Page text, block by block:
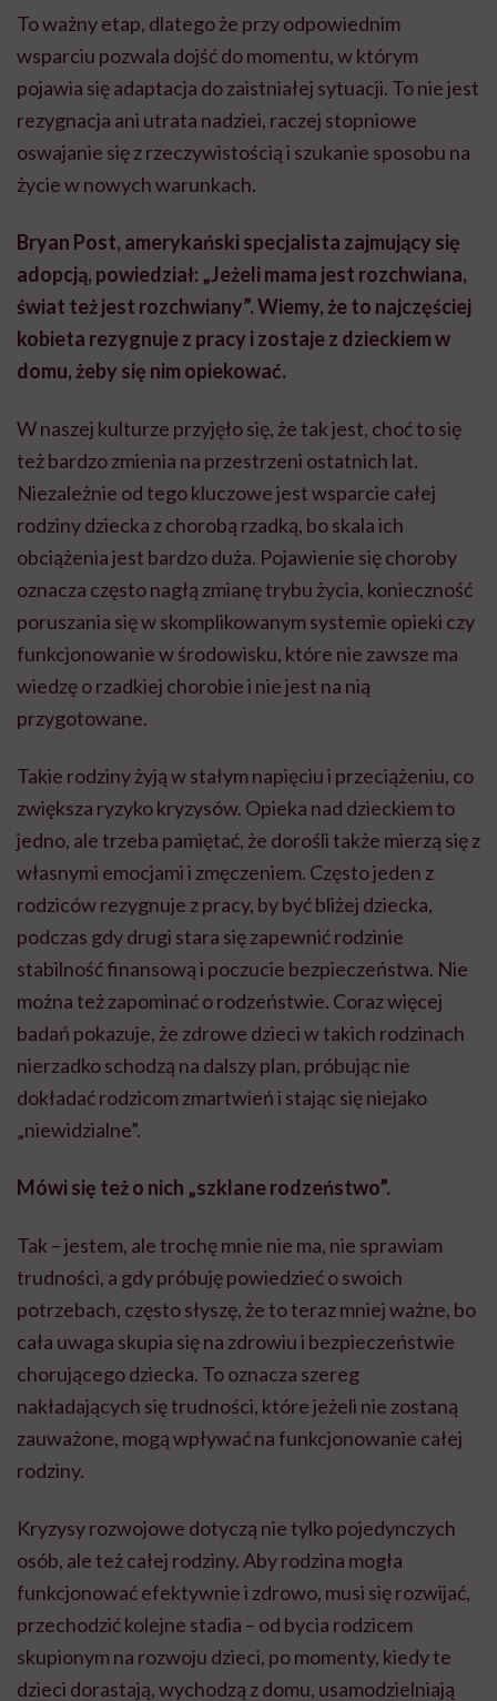
To ważny etap, dlatego że przy odpowiednim
wsparciu pozwala dojść do momentu, w którym
pojawia się adaptacja do zaistniałej sytuacji. To nie jest
rezygnacja ani utrata nadziei, raczej stopniowe
oswajanie się z rzeczywistością i szukanie sposobu na
życie w nowych warunkach.
Bryan Post, amerykański specjalista zajmujący się
adopcją, powiedział: „Jeżeli mama jest rozchwiana,
świat też jest rozchwiany”. Wiemy, że to najczęściej
kobieta rezygnuje z pracy i zostaje z dzieckiem w
domu, żeby się nim opiekować.
W naszej kulturze przyjęło się, że tak jest, choć to się
też bardzo zmienia na przestrzeni ostatnich lat.
Niezależnie od tego kluczowe jest wsparcie całej
rodziny dziecka z chorobą rzadką, bo skala ich
obciążenia jest bardzo duża. Pojawienie się choroby
oznacza często nagłą zmianę trybu życia, konieczność
poruszania się w skomplikowanym systemie opieki czy
funkcjonowanie w środowisku, które nie zawsze ma
wiedzę o rzadkiej chorobie i nie jest na nią
przygotowane.
Takie rodziny żyją w stałym napięciu i przeciążeniu, co
zwiększa ryzyko kryzysów. Opieka nad dzieckiem to
jedno, ale trzeba pamiętać, że dorośli także mierzą się z
własnymi emocjami i zmęczeniem. Często jeden z
rodziców rezygnuje z pracy, by być bliżej dziecka,
podczas gdy drugi stara się zapewnić rodzinie
stabilność finansową i poczucie bezpieczeństwa. Nie
można też zapominać o rodzeństwie. Coraz więcej
badań pokazuje, że zdrowe dzieci w takich rodzinach
nierzadko schodzą na dalszy plan, próbując nie
dokładać rodzicom zmartwień i stając się niejako
„niewidzialne”.
Mówi się też o nich „szklane rodzeństwo”.
Tak – jestem, ale trochę mnie nie ma, nie sprawiam
trudności, a gdy próbuję powiedzieć o swoich
potrzebach, często słyszę, że to teraz mniej ważne, bo
cała uwaga skupia się na zdrowiu i bezpieczeństwie
chorującego dziecka. To oznacza szereg
nakładających się trudności, które jeżeli nie zostaną
zauważone, mogą wpływać na funkcjonowanie całej
rodziny.
Kryzysy rozwojowe dotyczą nie tylko pojedynczych
osób, ale też całej rodziny. Aby rodzina mogła
funkcjonować efektywnie i zdrowo, musi się rozwijać,
przechodzić kolejne stadia – od bycia rodzicem
skupionym na rozwoju dzieci, po momenty, kiedy te
dzieci dorastają, wychodzą z domu, usamodzielniają